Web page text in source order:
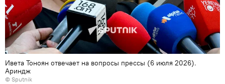
Ивета Тоноян отвечает на вопросы прессы (6 июля 2026).
Ариндж
© Sputnik